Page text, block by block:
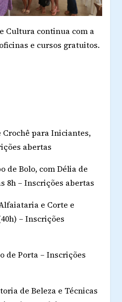
Cultura continua com a
e cursos gratuitos.
Crochê para Iniciantes,
abertas
de Bolo, com Délia de
8h – Inscrições abertas
e Corte e
– Inscrições
de Porta – Inscrições
de Beleza e Técnicas